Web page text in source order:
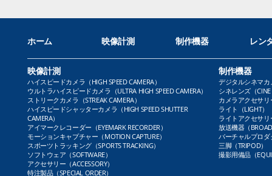
ホーム 映像計測 制作機器 レン
映像計測
ハイスピードカメラ（HIGH SPEED CAMERA）
ウルトラハイスピードカメラ（ULTRA HIGH SPEED CAMERA）
ストリークカメラ（STREAK CAMERA）
ハイスピードシャッターカメラ（HIGH SPEED SHUTTER
CAMERA）
アイマークレコーダー（EYEMARK RECORDER）
モーションキャプチャー（MOTION CAPTURE）
スポーツトラッキング（SPORTS TRACKING）
ソフトウェア（SOFTWARE）
アクセサリー（ACCESSORY）
特注製品（SPECIAL ORDER）
制作機器
デジタルシネマカ
シネレンズ（CINE
カメラアクセサリ
ライト（LIGHT）
ライトアクセサリ
放送機器（
バーチャルプロダ
三脚（TRIPOD）
撮影用備品（